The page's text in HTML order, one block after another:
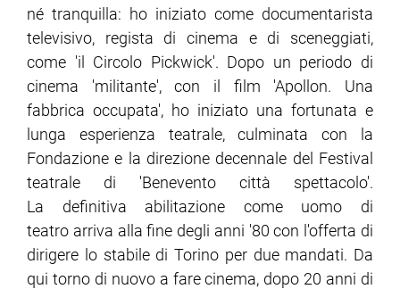
né tranquilla: ho iniziato come documentarista
televisivo, regista di cinema e di sceneggiati,
come 'il Circolo Pickwick'. Dopo un periodo di
cinema 'militante', con il film 'Apollon. Una
fabbrica occupata', ho iniziato una fortunata e
lunga esperienza teatrale, culminata con la
Fondazione e la direzione decennale del Festival
teatrale di 'Benevento città spettacolo'.
La definitiva abilitazione come uomo di
teatro arriva alla fine degli anni '80 con l'offerta di
dirigere lo stabile di Torino per due mandati. Da
qui torno di nuovo a fare cinema, dopo 20 anni di